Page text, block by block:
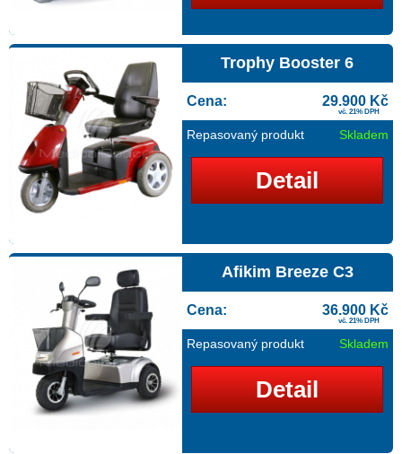
Trophy Booster 6
Cena: 29.900 Kč
vč. 21% DPH
Repasovaný produkt Skladem
Detail
Afikim Breeze C3
Cena: 36.900 Kč
vč. 21% DPH
Repasovaný produkt Skladem
Detail